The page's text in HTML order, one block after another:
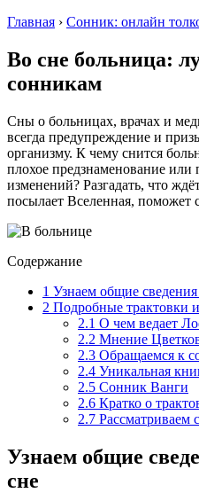
Главная › Сонник: онлайн
Во сне больница:
сонникам
Сны о больницах, врачах и
всегда предупреждение и
организму. К чему снится
плохое предзнаменование или
изменений? Разгадать, что
посылает Вселенная, поможет
Содержание
1 Узнаем общие
2 Подробные трактовки
2.1 О чем ведает
2.2 Мнение
2.3 Обращаемся к
2.4 Уникальная
2.5 Сонник Ванги
2.6 Кратко о
2.7 Рассматриваем
Узнаем общие
сне